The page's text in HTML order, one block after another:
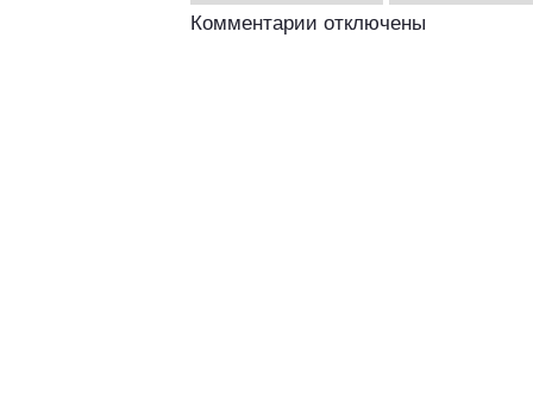
Комментарии отключены